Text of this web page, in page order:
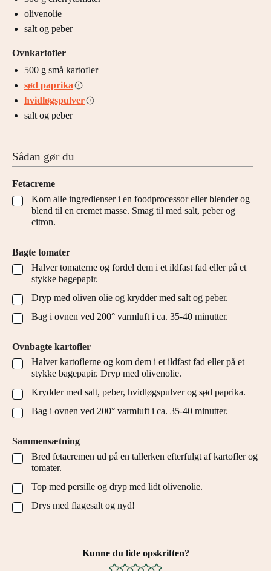
olivenolie
salt og peber
Ovnkartofler
500 g små kartofler
sød paprika
hvidløgspulver
salt og peber
Sådan gør du
Fetacreme
▢
Kom alle ingredienser i en foodprocessor eller blender og
blend til en cremet masse. Smag til med salt, peber og
citron.
Bagte tomater
▢
Halver tomaterne og fordel dem i et ildfast fad eller på et
stykke bagepapir.
▢
Dryp med oliven olie og krydder med salt og peber.
▢
Bag i ovnen ved 200° varmluft i ca. 35-40 minutter.
Ovnbagte kartofler
▢
Halver kartoflerne og kom dem i et ildfast fad eller på et
stykke bagepapir. Dryp med olivenolie.
▢
Krydder med salt, peber, hvidløgspulver og sød paprika.
▢
Bag i ovnen ved 200° varmluft i ca. 35-40 minutter.
Sammensætning
▢
Bred fetacremen ud på en tallerken efterfulgt af kartofler og
tomater.
▢
Top med persille og dryp med lidt olivenolie.
▢
Drys med flagesalt og nyd!
Kunne du lide opskriften?